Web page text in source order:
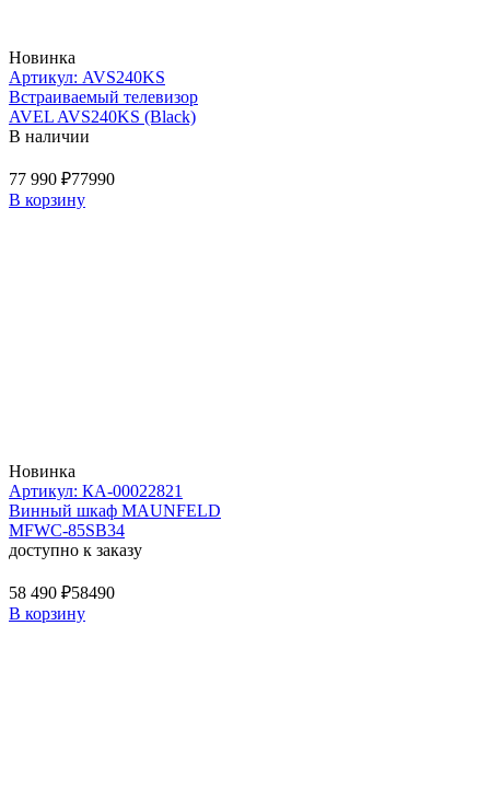
Новинка
Артикул: AVS240KS
Встраиваемый телевизор
AVEL AVS240KS (Black)
В наличии
77 990 ₽77990
В корзину
Новинка
Артикул: КА-00022821
Винный шкаф MAUNFELD
MFWC-85SB34
доступно к заказу
58 490 ₽58490
В корзину